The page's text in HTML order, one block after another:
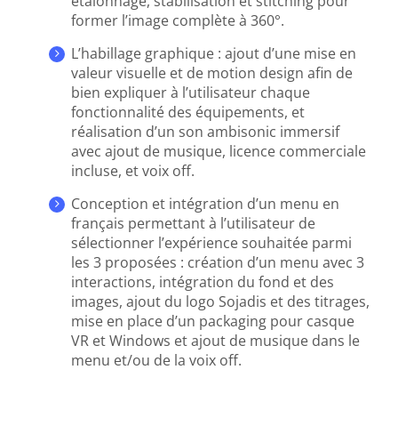
former l’image complète à 360°.
L’habillage graphique : ajout d’une mise en
valeur visuelle et de motion design afin de
bien expliquer à l’utilisateur chaque
fonctionnalité des équipements, et
réalisation d’un son ambisonic immersif
avec ajout de musique, licence commerciale
incluse, et voix off.
Conception et intégration d’un menu en
français permettant à l’utilisateur de
sélectionner l’expérience souhaitée parmi
les 3 proposées : création d’un menu avec 3
interactions, intégration du fond et des
images, ajout du logo Sojadis et des titrages,
mise en place d’un packaging pour casque
VR et Windows et ajout de musique dans le
menu et/ou de la voix off.